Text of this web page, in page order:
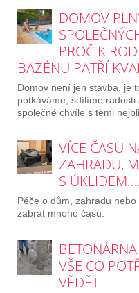
DOMOV
PROČ K
BAZÉNU PATŘÍ
Domov není jen stavba, je
potkáváme, sdílíme radosti
společné chvíle s těmi
VÍCE ČASU
ZAHRADU,
S ÚKLIDEM.…
Péče o dům, zahradu
zabrat mnoho času.
VŠE CO
VĚDĚT